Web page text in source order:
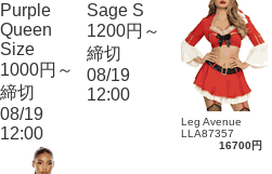
Purple
Queen
Size
1000円～
締切
08/19
12:00
Sage S
1200円～
締切
08/19
12:00
Leg Avenue
LLA87357
16700円